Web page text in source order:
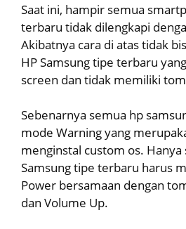
Saat ini, hampir semua
terbaru tidak dilengkapi
Akibatnya cara di atas tidak
HP Samsung tipe terbaru
screen dan tidak memiliki
Sebenarnya semua hp
mode Warning yang
menginstal custom os. Hanya
Samsung tipe terbaru harus
Power bersamaan dengan
dan Volume Up.